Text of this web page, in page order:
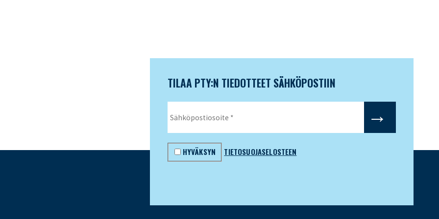
TILAA PTY:N TIEDOTTEET SÄHKÖPOSTIIN
HYVÄKSYN TIETOSUOJASELOSTEEN